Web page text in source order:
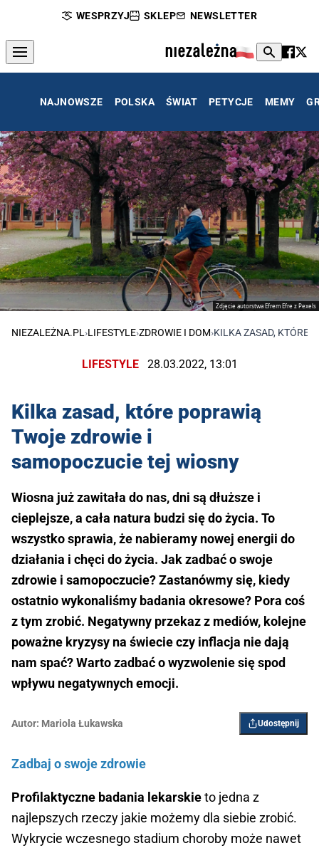
WESPRZYJ SKLEP NEWSLETTER
NAJNOWSZE POLSKA ŚWIAT PETYCJE MEMY
Zdjęcie autorstwa Efrem Efre z Pexels
NIEZALEŻNA.PL›LIFESTYLE›ZDROWIE I DOM›KILKA ZASAD, KTÓRE
LIFESTYLE 28.03.2022, 13:01
Kilka zasad, które poprawią
Twoje zdrowie i
samopoczucie tej wiosny
Wiosna już zawitała do nas, dni są dłuższe i
cieplejsze, a cała natura budzi się do życia. To
wszystko sprawia, że nabieramy nowej energii do
działania i chęci do życia. Jak zadbać o swoje
zdrowie i samopoczucie? Zastanówmy się, kiedy
ostatnio wykonaliśmy badania okresowe? Pora coś
z tym zrobić. Negatywny przekaz z mediów, kolejne
poważne kryzysy na świecie czy inflacja nie dają
nam spać? Warto zadbać o wyzwolenie się spod
wpływu negatywnych emocji.
Autor: Mariola Łukawska Udostępnij
Zadbaj o swoje zdrowie
Profilaktyczne badania lekarskieto jedna z
najlepszych rzeczy jakie możemy dla siebie zrobić.
Wykrycie wczesnego stadium choroby może nawet